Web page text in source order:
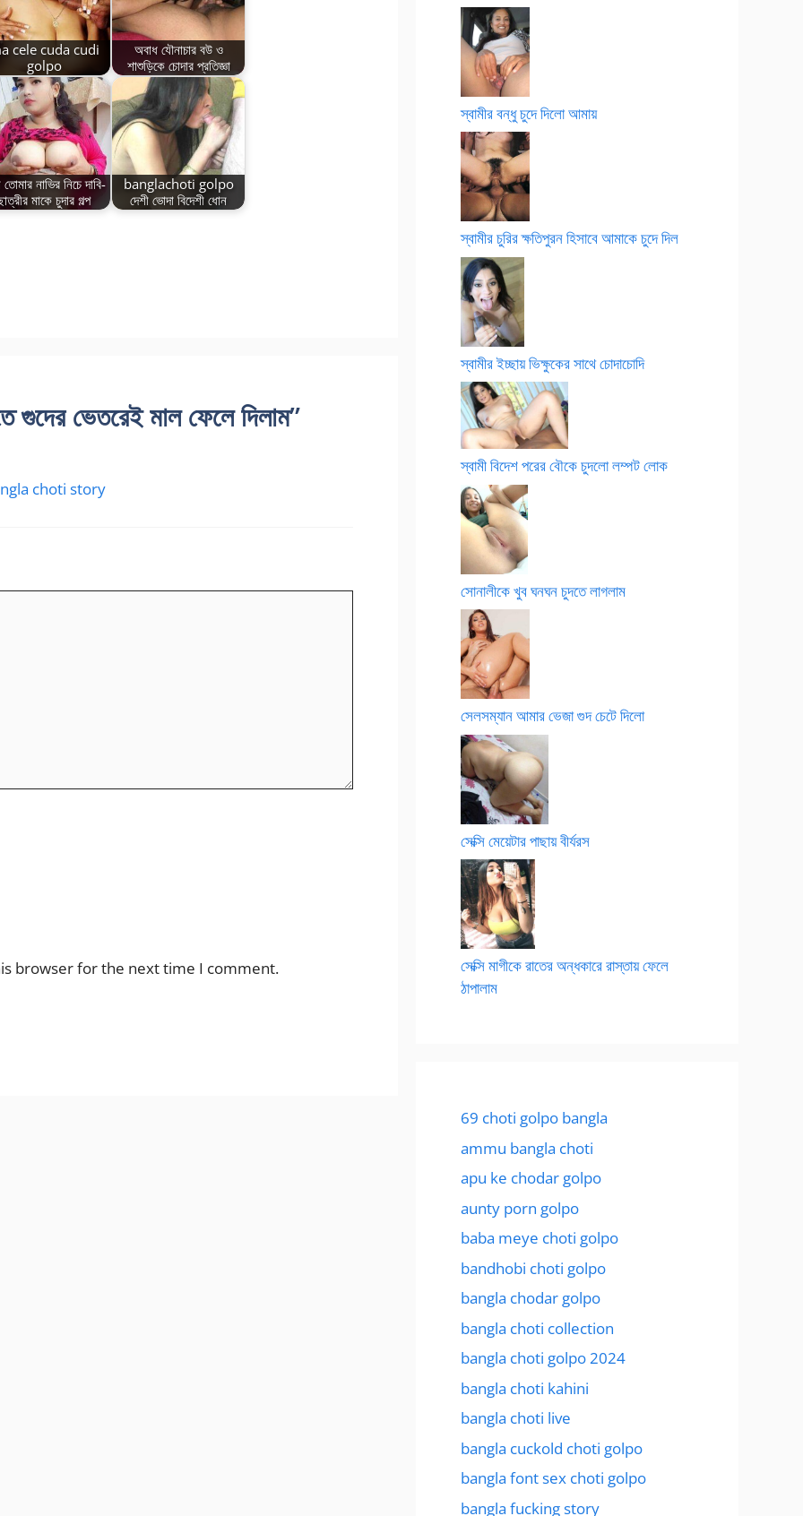
cele cuda cudi
golpo
অবাধ যৌনাচার বউ ও
শাশুড়িকে চোদার প্রতিজ্ঞা
তোমার নাভির নিচে দাবি-
মাকে চুদার গল্প
banglachoti golpo
দেশী ভোদা বিদেশী ধোন
ভেতরেই মাল ফেলে দিলাম”
bangla choti story
browser for the next time I comment.
স্বামীর বন্ধু চুদে দিলো আমায়
স্বামীর চুরির ক্ষতিপুরন হিসাবে আমাকে চুদে দিল
স্বামীর ইচ্ছায় ভিক্ষুকের সাথে চোদাচোদি
স্বামী বিদেশ পরের বৌকে চুদলো লম্পট লোক
সোনালীকে খুব ঘনঘন চুদতে লাগলাম
সেলসম্যান আমার ভেজা গুদ চেটে দিলো
সেক্সি মেয়েটার পাছায় বীর্যরস
সেক্সি মাগীকে রাতের অন্ধকারে রাস্তায় ফেলে
ঠাপালাম
69 choti golpo bangla
ammu bangla choti
apu ke chodar golpo
aunty porn golpo
baba meye choti golpo
bandhobi choti golpo
bangla chodar golpo
bangla choti collection
bangla choti golpo 2024
bangla choti kahini
bangla choti live
bangla cuckold choti golpo
bangla font sex choti golpo
bangla fucking story